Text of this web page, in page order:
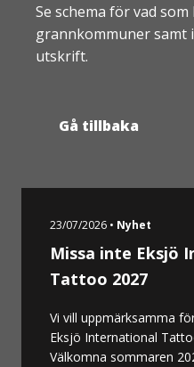
Se schema för vad
grannkommuner samt
utskrift.
Gå tillbaka
23/07/2026 • Nyhet
Missa inte Eksjö
Tattoo 2027
Vi vill uppmärksamma
Eksjö International
Välkomna sommaren